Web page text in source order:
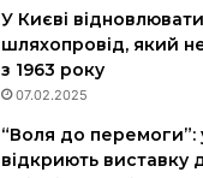
У Києві
шляхопровід, який
з 1963 року
07.02.2025
“Воля до перемоги”:
відкриють виставку